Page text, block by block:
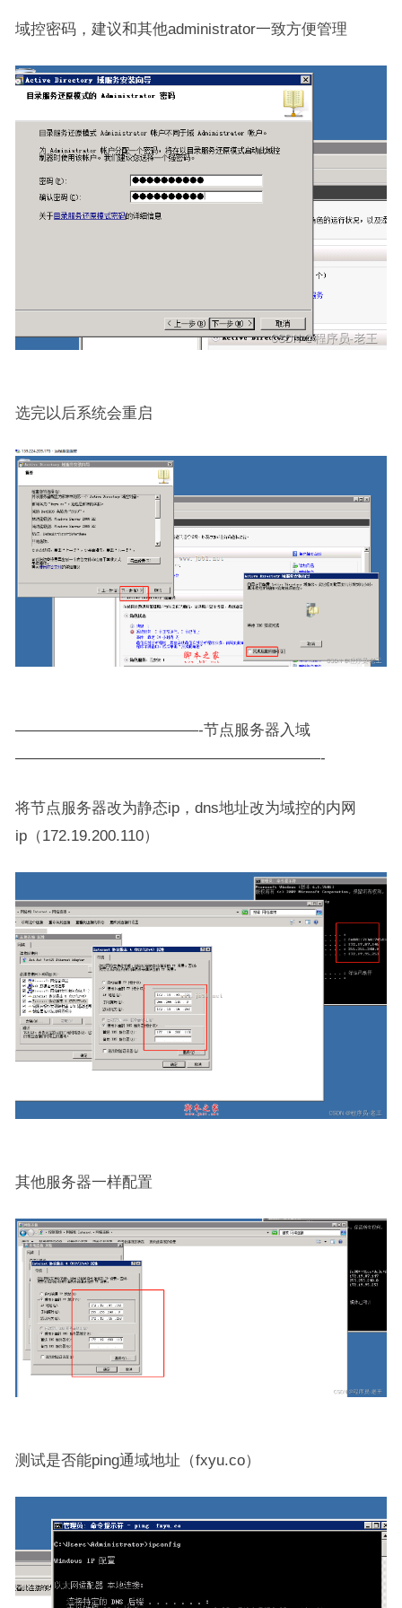
域控密码，建议和其他administrator一致方便管理
选完以后系统会重启
————————————-节点服务器入域
————————————————————-
将节点服务器改为静态ip，dns地址改为域控的内网
ip（172.19.200.110）
其他服务器一样配置
测试是否能ping通域地址（fxyu.co）